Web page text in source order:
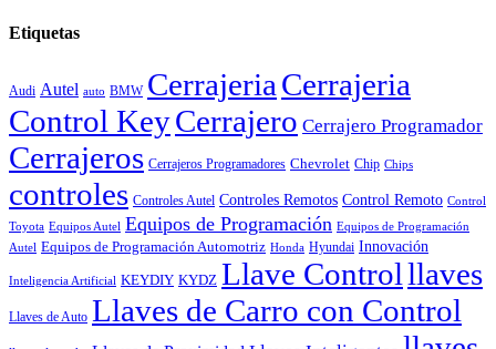
Etiquetas
Audi Autel auto BMW Cerrajeria Cerrajeria
Control KeyCerrajero Cerrajero Programador
Cerrajeros Cerrajeros Programadores Chevrolet Chip Chips
controles Controles Autel Controles Remotos Control Remoto Control
Toyota Equipos Autel Equipos de Programación Equipos de Programación
Autel Equipos de Programación Automotriz Honda Hyundai Innovación
Inteligencia Artificial KEYDIY KYDZ Llave Controlllaves
Llaves de Auto Llaves de Carro con Control